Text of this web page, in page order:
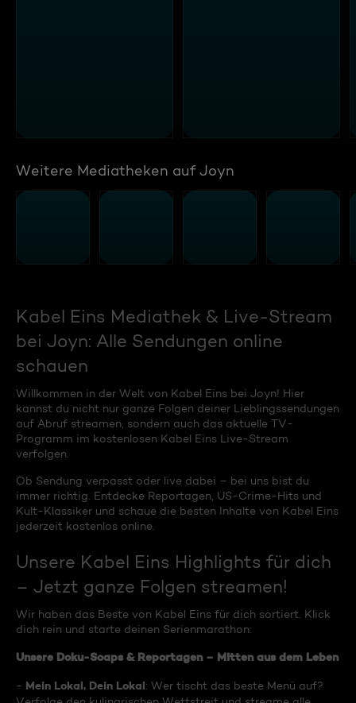
Weitere Mediatheken auf Joyn
Kabel Eins Mediathek & Live-Stream
bei Joyn: Alle Sendungen online
schauen
Willkommen in der Welt von Kabel Eins bei Joyn! Hier
kannst du nicht nur ganze Folgen deiner Lieblingssendungen
auf Abruf streamen, sondern auch das aktuelle TV-
Programm im kostenlosen Kabel Eins Live-Stream
verfolgen.
Ob Sendung verpasst oder live dabei – bei uns bist du
immer richtig. Entdecke Reportagen, US-Crime-Hits und
Kult-Klassiker und schaue die besten Inhalte von Kabel Eins
jederzeit kostenlos online.
Unsere Kabel Eins Highlights für dich
– Jetzt ganze Folgen streamen!
Wir haben das Beste von Kabel Eins für dich sortiert. Klick
dich rein und starte deinen Serienmarathon:
Unsere Doku-Soaps & Reportagen – Mitten aus dem Leben
- Mein Lokal, Dein Lokal: Wer tischt das beste Menü auf?